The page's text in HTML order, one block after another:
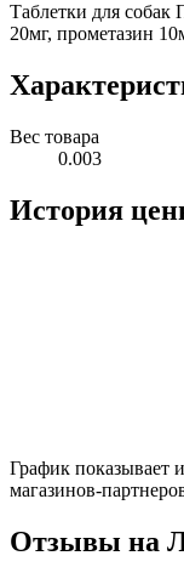
Таблетки для
20мг, прометазин
Вес товара
0.003
История
График показывает
магазинов-
Отзывы на